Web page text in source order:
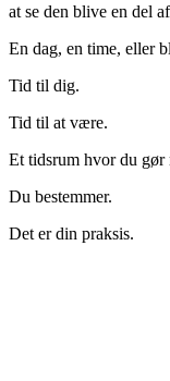
at se den blive en del
En dag, en time, eller
Tid til dig.
Tid til at være.
Et tidsrum hvor du gør
Du bestemmer.
Det er din praksis.